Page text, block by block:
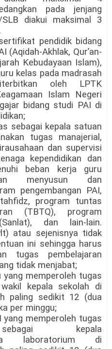
pada jenjang
SLB diakui maksimal 3
pendidik bidang
(Aqidah-Akhlak, Qur’an-
Kebudayaan Islam),
kelas pada madrasah
oleh LPTK
Islam Negeri
bidang studi PAI di
sebagai kepala satuan
tugas manajerial,
dan supervisi
kependidikan dan
beban kerja guru
menyusun dan
pengembangan PAI,
program tuntas
(TBTQ), program
dan lain-lain.
atau sejenisnya tidak
ini sehingga harus
tugas pembelajaran
tidak menjabat;
yang memperoleh tugas
kepala sekolah di
paling sedikit 12 (dua
per minggu;
yang memperoleh tugas
kepala
laboratorium di